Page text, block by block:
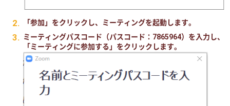
「参加」をクリックし、ミーティングを起動します。
ミーティングパスコード（パスコード：7865964）を入力し、
「ミーティングに参加する」をクリックします。